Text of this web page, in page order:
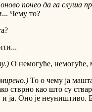
почео да га слуша
Чему то?
О немогуће, немогуће,
То о чему ја
стврно као што су
ја. Оно је неуништиво.